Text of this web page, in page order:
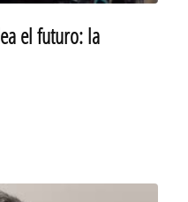
el futuro: la